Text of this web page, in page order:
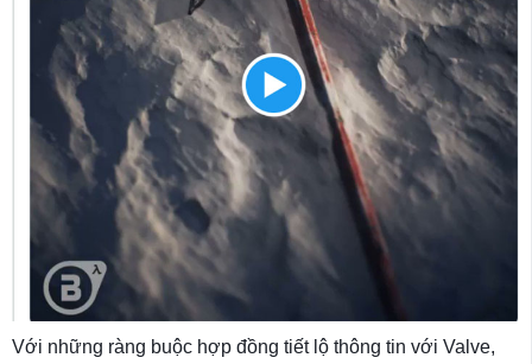
Với những ràng buộc hợp đồng tiết lộ thông tin với Valve,